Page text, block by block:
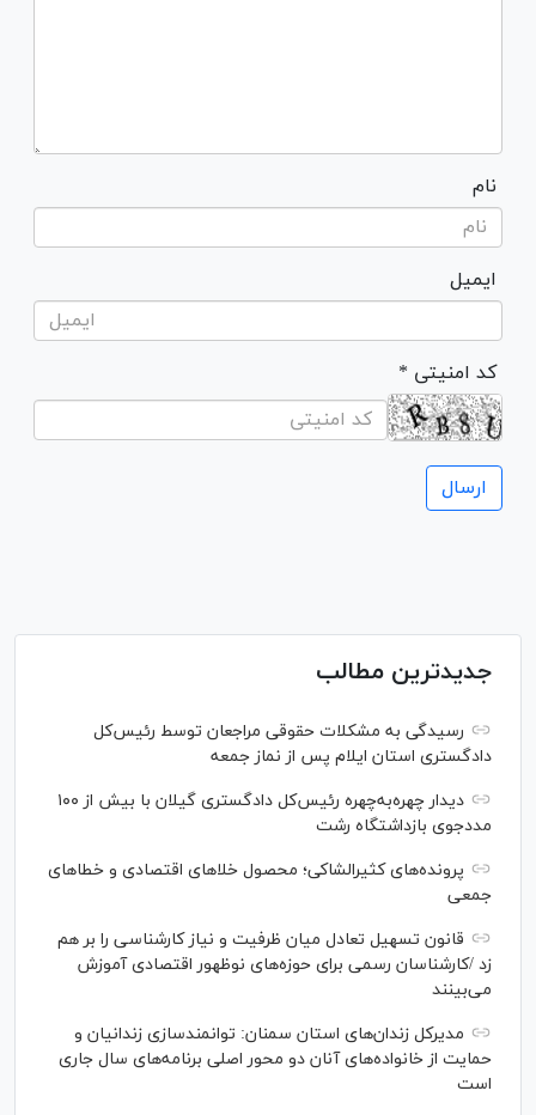
نام
ایمیل
* کد امنیتی
جدیدترین مطالب
رسیدگی به مشکلات حقوقی مراجعان توسط رئیس‌کل
دادگستری استان ایلام پس از نماز جمعه
دیدار چهره‌به‌چهره رئیس‌کل دادگستری گیلان با بیش از ۱۰۰
مددجوی بازداشتگاه رشت
پرونده‌های کثیرالشاکی؛ محصول خلا‌های اقتصادی و خطا‌های
جمعی
قانون تسهیل تعادل میان ظرفیت و نیاز کارشناسی را بر هم
زد /کارشناسان رسمی برای حوزه‌های نوظهور اقتصادی آموزش
می‌بینند
مدیرکل زندان‌های استان سمنان: توانمندسازی زندانیان و
حمایت از خانواده‌های آنان دو محور اصلی برنامه‌های سال جاری
است